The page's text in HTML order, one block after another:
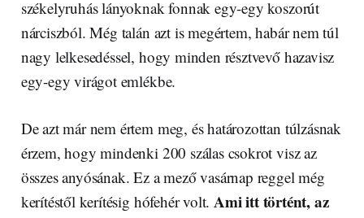
székelyruhás lányoknak fonnak egy-egy koszorút
nárciszból. Még talán azt is megértem, habár nem túl
nagy lelkesedéssel, hogy minden résztvevő hazavisz
egy-egy virágot emlékbe.
De azt már nem értem meg, és határozottan túlzásnak
érzem, hogy mindenki 200 szálas csokrot visz az
összes anyósának. Ez a mező vasárnap reggel még
kerítéstől kerítésig hófehér volt.Ami itt történt, az